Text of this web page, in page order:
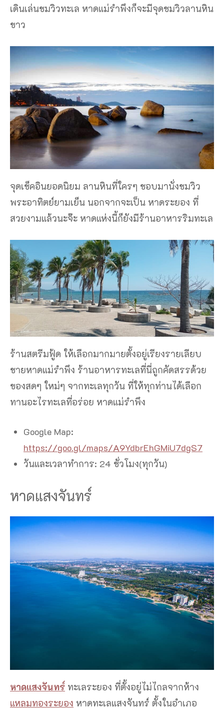
เดินเล่นชมวิวทะเล หาดแม่รำพึงก็จะมีจุดชมวิวลานหิน
ขาว
จุดเช็คอินยอดนิยม ลานหินที่ใครๆ ชอบมานั่งชมวิว
พระอาทิตย์ยามเย็น นอกจากจะเป็น หาดระยอง ที่
สวยงามแล้วนะจ๊ะ หาดแห่งนี้ก็ยังมีร้านอาหารริมทะเล
ร้านสตรีมฟู้ด ให้เลือกมากมายตั้งอยู่เรียงรายเลียบ
ชายหาดแม่รำพึง ร้านอาหารทะเลที่นี่ถูกคัดสรรด้วย
ของสดๆ ใหม่ๆ จากทะเลทุกวัน ที่ให้ทุกท่านได้เลือก
ทานอะไรทะเลที่อร่อย หาดแม่รำพึง
Google Map:
https://goo.gl/maps/A9YdbrEhGMiU7dgS7
วันและเวลาทำการ: 24 ชั่วโมง(ทุกวัน)
หาดแสงจันทร์
หาดแสงจันทร์ ทะเลระยอง ที่ตั้งอยู่ไม่ไกลจากห้าง
แหลมทองระยอง หาดทะเลแสงจันทร์ ตั้งในอำเภอ